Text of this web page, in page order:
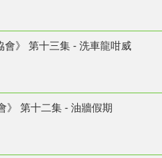
會》 第十三集 - 洗車龍咁威
》 第十二集 - 油牆假期